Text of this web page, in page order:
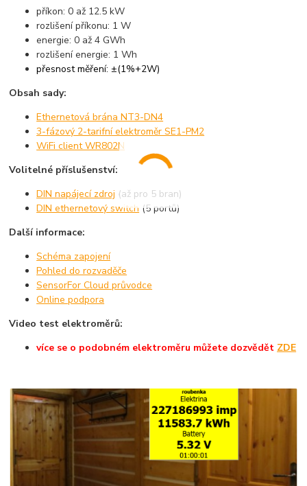
příkon: 0 až 12.5 kW
rozlišení příkonu: 1 W
energie: 0 až 4 GWh
rozlišení energie: 1 Wh
přesnost měření: ±(1%+2W)
Obsah sady:
Ethernetová brána NT3-DN4
3-fázový 2-tarifní elektroměr SE1-PM2
WiFi client WR802N
Volitelné příslušenství:
DIN napájecí zdroj (až pro 5 bran)
DIN ethernetový switch (5 portů)
Další informace:
Schéma zapojení
Pohled do rozvaděče
SensorFor Cloud průvodce
Online podpora
Video test elektroměrů:
více se o podobném elektroměru můžete dozvědět ZDE